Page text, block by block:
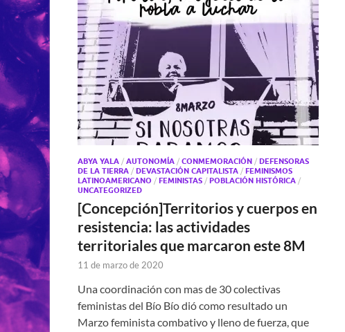
ABYA YALA / AUTONOMÍA / CONMEMORACIÓN / DEFENSORAS
DE LA TIERRA / DEVASTACIÓN CAPITALISTA / FEMINISMOS
LATINOAMERICANO / FEMINISTAS / POBLACIÓN HISTÓRICA /
UNCATEGORIZED
[Concepción]Territorios y cuerpos en
resistencia: las actividades
territoriales que marcaron este 8M
11 de marzo de 2020
Una coordinación con mas de 30 colectivas
feministas del Bío Bío dió como resultado un
Marzo feminista combativo y lleno de fuerza, que